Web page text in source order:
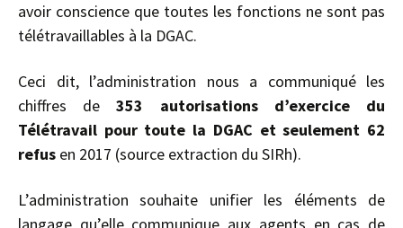
avoir conscience que toutes les fonctions ne sont pas
télétravaillables à la DGAC.
Ceci dit, l’administration nous a communiqué les
chiffres de353 autorisations d’exercice du
Télétravail pour toute la DGAC et seulement 62
refus en 2017 (source extraction du SIRh).
L’administration souhaite unifier les éléments de